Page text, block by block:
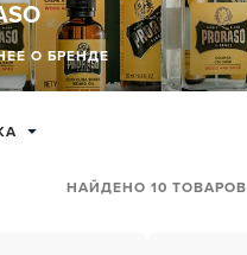
О БРЕНДЕ
НАЙДЕНО 10 ТОВАРОВ